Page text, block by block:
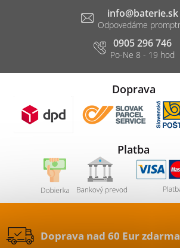
info@baterie.sk
0905 296 746
Doprava
Platba
Doprava nad 60 Eur zdarma